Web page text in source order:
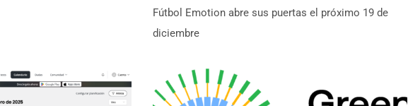
Fútbol Emotion abre sus puertas el próximo 19 de
diciembre